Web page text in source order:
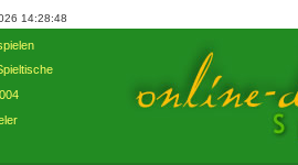
14:28:48